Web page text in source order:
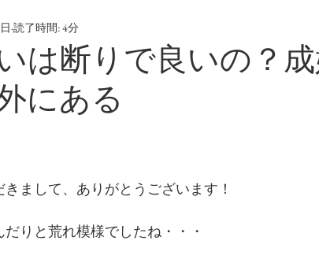
は断りで良いの？
にある
読了時間: 4分
まして、ありがとうございます！
りと荒れ模様でしたね・・・